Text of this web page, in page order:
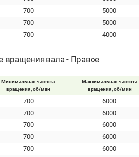
700 5000
700 5000
700 4000
вращения вала - Правое
Минимальная частота
вращения, об/мин
Максимальная частота
вращения, об/мин
700 6000
700 6000
700 6000
700 6000
700 6000